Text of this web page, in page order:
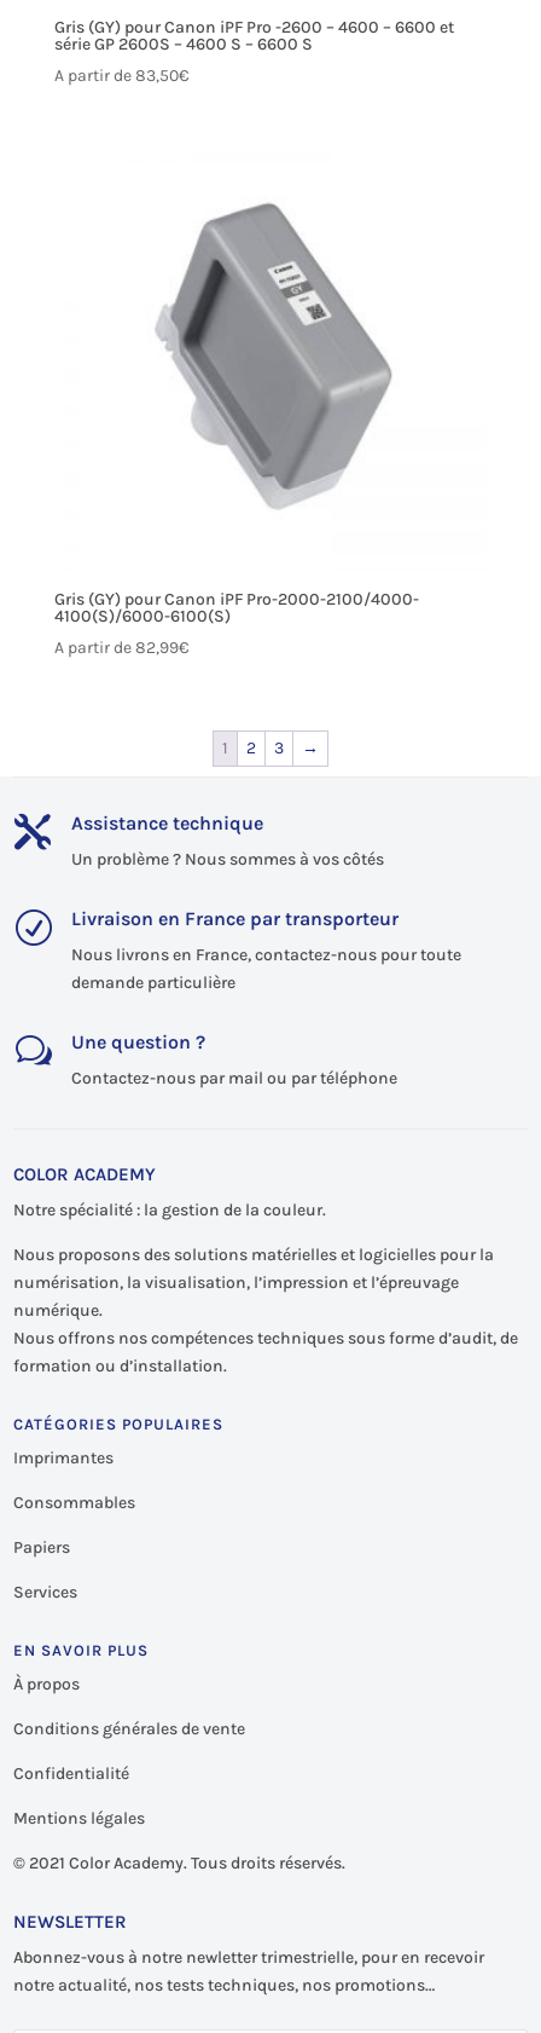
Gris (GY) pour Canon iPF Pro -2600 – 4600 – 6600 et
série GP 2600S – 4600 S – 6600 S
A partir de83,50€
Gris (GY) pour Canon iPF Pro-2000-2100/4000-
4100(S)/6000-6100(S)
A partir de82,99€
1 2 3 →
 Assistance technique
Un problème ? Nous sommes à vos côtés
R Livraison en France par transporteur
Nous livrons en France, contactez-nous pour toute
demande particulière
w Une question ?
Contactez-nous par mail ou par téléphone
COLOR ACADEMY
Notre spécialité : la gestion de la couleur.
Nous proposons des solutions matérielles et logicielles pour la
numérisation, la visualisation, l’impression et l’épreuvage
numérique.
Nous offrons nos compétences techniques sous forme d’audit, de
formation ou d’installation.
CATÉGORIES POPULAIRES
Imprimantes
Consommables
Papiers
Services
EN SAVOIR PLUS
À propos
Conditions générales de vente
Confidentialité
Mentions légales
© 2021 Color Academy. Tous droits réservés.
NEWSLETTER
Abonnez-vous à notre newletter trimestrielle, pour en recevoir
notre actualité, nos tests techniques, nos promotions…